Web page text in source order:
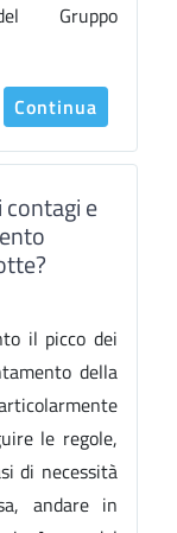
Gruppo
Continua
e
il picco dei
della
le regole,
di necessità
andare in